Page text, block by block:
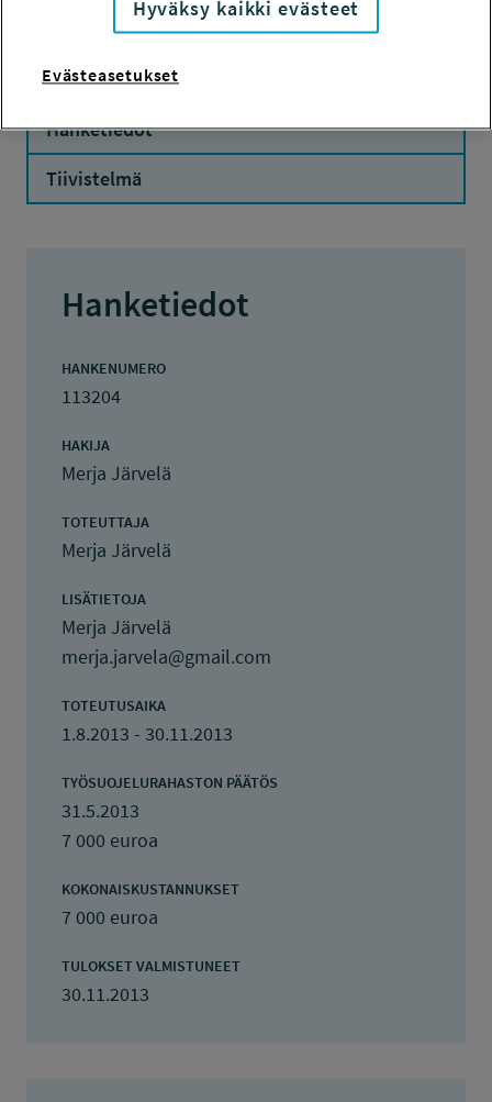
MUU STIPENDI
Hanketiedot
Tiivistelmä
Hanketiedot
HANKENUMERO
113204
HAKIJA
Merja Järvelä
TOTEUTTAJA
Merja Järvelä
LISÄTIETOJA
Merja Järvelä
merja.jarvela@gmail.com
TOTEUTUSAIKA
1.8.2013 - 30.11.2013
TYÖSUOJELURAHASTON PÄÄTÖS
31.5.2013
7 000 euroa
KOKONAISKUSTANNUKSET
7 000 euroa
TULOKSET VALMISTUNEET
30.11.2013
Hyväksy kaikki evästeet
Evästeasetukset